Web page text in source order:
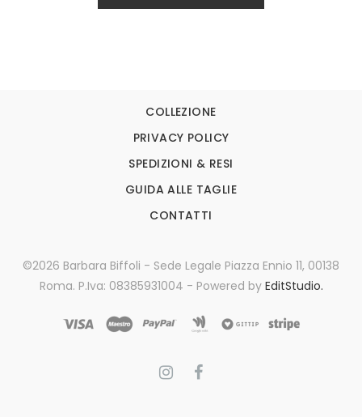
COLLEZIONE
PRIVACY POLICY
SPEDIZIONI & RESI
GUIDA ALLE TAGLIE
CONTATTI
©2026 Barbara Biffoli - Sede Legale Piazza Ennio 11, 00138
Roma. P.Iva: 08385931004 - Powered by EditStudio.